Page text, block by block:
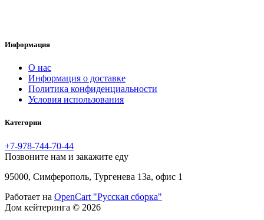
Информация
O нас
Информация о доставке
Политика конфиденциальности
Условия использования
Категории
+7-978-744-70-44
Позвоните нам и закажите еду
95000, Симферополь, Тургенева 13а, офис 1
Работает на OpenCart "Русская сборка"
Дом кейтеринга © 2026